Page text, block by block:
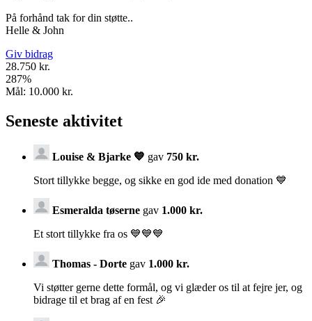
På forhånd tak for din støtte..
Helle & John
Giv bidrag
28.750 kr.
287%
Mål: 10.000 kr.
Seneste aktivitet
Louise & Bjarke 💙 gav 750 kr.
Stort tillykke begge, og sikke en god ide med donation 💙
Esmeralda tøserne gav 1.000 kr.
Et stort tillykke fra os 💙💙💙
Thomas - Dorte gav 1.000 kr.
Vi støtter gerne dette formål, og vi glæder os til at fejre jer, og
bidrage til et brag af en fest 🎉